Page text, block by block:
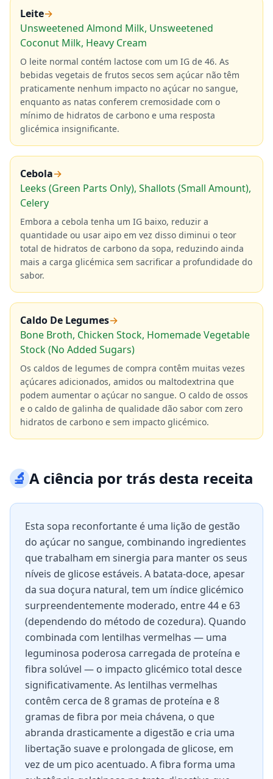
Leite→
Unsweetened Almond Milk, Unsweetened
Coconut Milk, Heavy Cream
O leite normal contém lactose com um IG de 46. As
bebidas vegetais de frutos secos sem açúcar não têm
praticamente nenhum impacto no açúcar no sangue,
enquanto as natas conferem cremosidade com o
mínimo de hidratos de carbono e uma resposta
glicémica insignificante.
Cebola→
Leeks (Green Parts Only), Shallots (Small Amount),
Celery
Embora a cebola tenha um IG baixo, reduzir a
quantidade ou usar aipo em vez disso diminui o teor
total de hidratos de carbono da sopa, reduzindo ainda
mais a carga glicémica sem sacrificar a profundidade do
sabor.
Caldo De Legumes→
Bone Broth, Chicken Stock, Homemade Vegetable
Stock (No Added Sugars)
Os caldos de legumes de compra contêm muitas vezes
açúcares adicionados, amidos ou maltodextrina que
podem aumentar o açúcar no sangue. O caldo de ossos
e o caldo de galinha de qualidade dão sabor com zero
hidratos de carbono e sem impacto glicémico.
🔬A ciência por trás desta receita
Esta sopa reconfortante é uma lição de gestão
do açúcar no sangue, combinando ingredientes
que trabalham em sinergia para manter os seus
níveis de glicose estáveis. A batata-doce, apesar
da sua doçura natural, tem um índice glicémico
surpreendentemente moderado, entre 44 e 63
(dependendo do método de cozedura). Quando
combinada com lentilhas vermelhas — uma
leguminosa poderosa carregada de proteína e
fibra solúvel — o impacto glicémico total desce
significativamente. As lentilhas vermelhas
contêm cerca de 8 gramas de proteína e 8
gramas de fibra por meia chávena, o que
abranda drasticamente a digestão e cria uma
libertação suave e prolongada de glicose, em
vez de um pico acentuado. A fibra forma uma